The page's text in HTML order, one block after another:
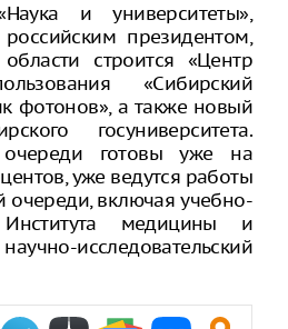
и университеты»,
президентом,
строится «Центр
«Сибирский
фотонов», а также новый
госуниверситета.
готовы уже на
уже ведутся работы
очереди, включая учебно-
медицины и
исследовательский